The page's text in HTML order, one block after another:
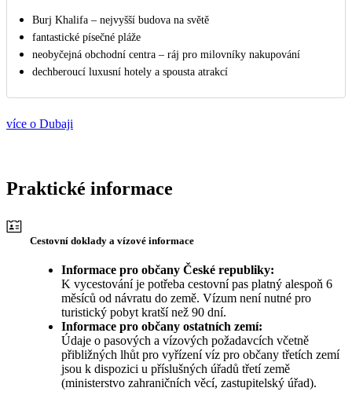
Burj Khalifa – nejvyšší budova na světě
fantastické písečné pláže
neobyčejná obchodní centra – ráj pro milovníky nakupování
dechberoucí luxusní hotely a spousta atrakcí
více o Dubaji
Praktické informace
Cestovní doklady a vízové informace
Informace pro občany České republiky:
K vycestování je potřeba cestovní pas platný alespoň 6
měsíců od návratu do země. Vízum není nutné pro
turistický pobyt kratší než 90 dní.
Informace pro občany ostatních zemí:
Údaje o pasových a vízových požadavcích včetně
přibližných lhůt pro vyřízení víz pro občany třetích zemí
jsou k dispozici u příslušných úřadů třetí země
(ministerstvo zahraničních věcí, zastupitelský úřad).